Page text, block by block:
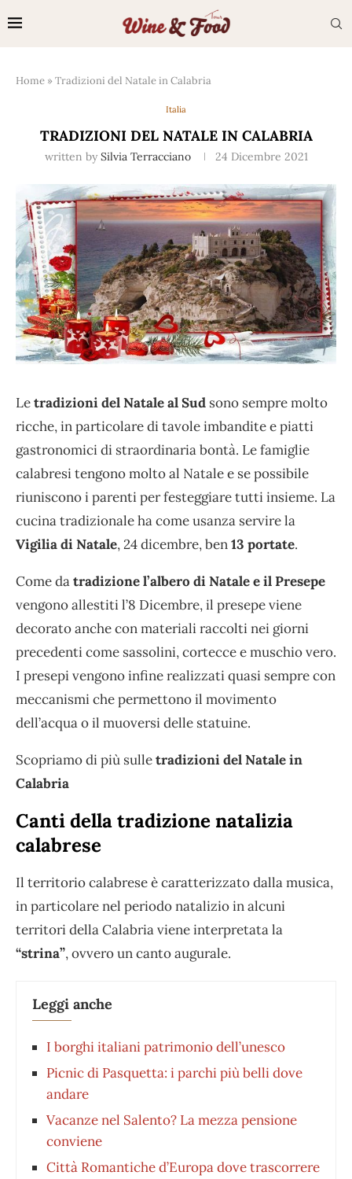
Home »Tradizioni del Natale in Calabria
Italia
TRADIZIONI DEL NATALE IN CALABRIA
written by Silvia Terracciano 24 Dicembre 2021
Letradizioni del Natale al Sud sono sempre molto
ricche, in particolare di tavole imbandite e piatti
gastronomici di straordinaria bontà. Le famiglie
calabresi tengono molto al Natale e se possibile
riuniscono i parenti per festeggiare tutti insieme. La
cucina tradizionale ha come usanza servire la
Vigilia di Natale, 24 dicembre, ben13 portate.
Come datradizione l’albero di Natale e il Presepe
vengono allestiti l’8 Dicembre, il presepe viene
decorato anche con materiali raccolti nei giorni
precedenti come sassolini, cortecce e muschio vero.
I presepi vengono infine realizzati quasi sempre con
meccanismi che permettono il movimento
dell’acqua o il muoversi delle statuine.
Scopriamo di più sulletradizioni del Natale in
Calabria
Canti della tradizione natalizia
calabrese
Il territorio calabrese è caratterizzato dalla musica,
in particolare nel periodo natalizio in alcuni
territori della Calabria viene interpretata la
“strina”, ovvero un canto augurale.
Leggi anche
I borghi italiani patrimonio dell’unesco
Picnic di Pasquetta: i parchi più belli dove
andare
Vacanze nel Salento? La mezza pensione
conviene
Città Romantiche d’Europa dove trascorrere